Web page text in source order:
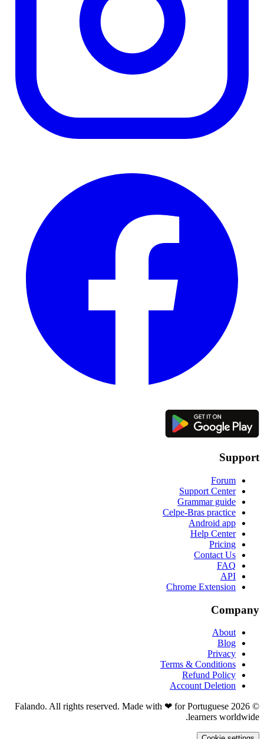
Support
Forum
Support Center
Grammar guide
Celpe-Bras practice
Android app
Help Center
Pricing
Contact Us
FAQ
API
Chrome Extension
Company
About
Blog
Privacy
Terms & Conditions
Refund Policy
Account Deletion
© 2026 Falando. All rights reserved. Made with ❤ for Portuguese
learners worldwide.